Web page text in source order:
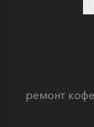
ремонт